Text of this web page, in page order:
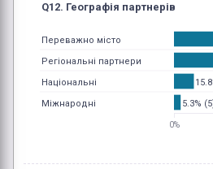
5.3%
0%
Переважно місто
Регіональні партнери
Національні
Міжнародні
Q12. Географія партнерів